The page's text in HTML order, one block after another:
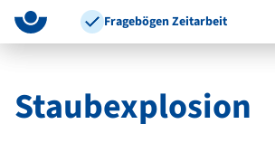
z
u
I
n
z
u
N
a
Fragebögen Zeitarbeit
Staubexplosion